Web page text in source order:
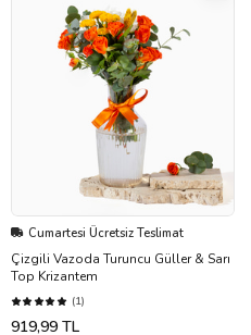
Cumartesi Ücretsiz Teslimat
Çizgili Vazoda Turuncu Güller & Sarı
Top Krizantem
(1)
919,99 TL